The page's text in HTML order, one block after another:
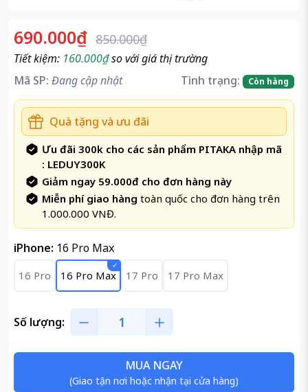
690.000₫ 850.000₫
Tiết kiệm: 160.000₫so với giá thị trường
Mã SP: Đang cập nhật Tình trạng: Còn hàng
Quà tặng và ưu đãi
Ưu đãi 300k cho các sản phẩm PITAKA nhập mã
: LEDUY300K
Giảm ngay 59.000đ cho đơn hàng này
Miễn phí giao hàng toàn quốc cho đơn hàng trên
1.000.000 VNĐ.
iPhone: 16 Pro Max
16 Pro 16 Pro Max 17 Pro 17 Pro Max
Số lượng:
MUA NGAY
(Giao tận nơi hoặc nhận tại cửa hàng)